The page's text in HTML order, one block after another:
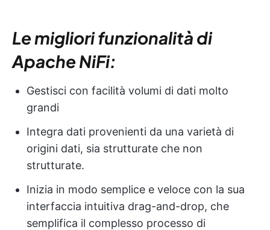
Le migliori funzionalità di
Apache NiFi:
Gestisci con facilità volumi di dati molto
grandi
Integra dati provenienti da una varietà di
origini dati, sia strutturate che non
strutturate.
Inizia in modo semplice e veloce con la sua
interfaccia intuitiva drag-and-drop, che
semplifica il complesso processo di